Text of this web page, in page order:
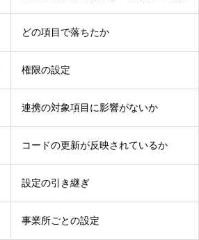
どの項目で落ちたか
権限の設定
連携の対象項目に影響がないか
コードの更新が反映されているか
設定の引き継ぎ
事業所ごとの設定